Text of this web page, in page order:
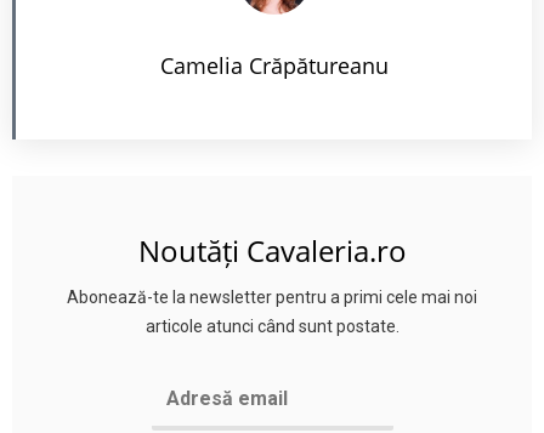
Camelia Crăpătureanu
Noutăți Cavaleria.ro
Abonează-te la newsletter pentru a primi cele mai noi
articole atunci când sunt postate.